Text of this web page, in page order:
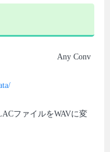
ファイルをWAVに変